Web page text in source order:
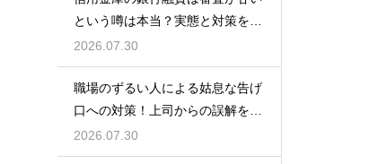
という噂は本当？実態と対策を徹
底解説
2026.07.30
職場のずるい人による姑息な告げ
口への対策！上司からの誤解を解
いて自分の身の潔白を証明する手
順
2026.07.30